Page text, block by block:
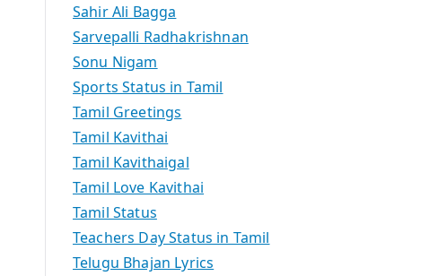
Sahir Ali Bagga
Sarvepalli Radhakrishnan
Sonu Nigam
Sports Status in Tamil
Tamil Greetings
Tamil Kavithai
Tamil Kavithaigal
Tamil Love Kavithai
Tamil Status
Teachers Day Status in Tamil
Telugu Bhajan Lyrics